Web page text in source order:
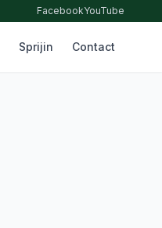
FacebookYouTube
Sprijin Contact